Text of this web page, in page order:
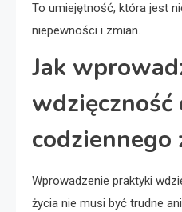
To umiejętność, która jest
niepewności i zmian.
Jak
wdzięczność
codziennego
Wprowadzenie praktyki
życia nie musi być trudne